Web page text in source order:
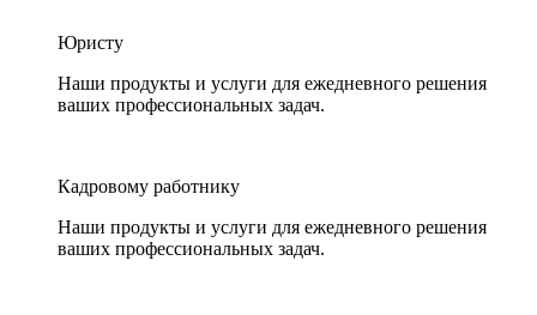
Юристу
Наши продукты и услуги для ежедневного решения
ваших профессиональных задач.
Кадровому работнику
Наши продукты и услуги для ежедневного решения
ваших профессиональных задач.